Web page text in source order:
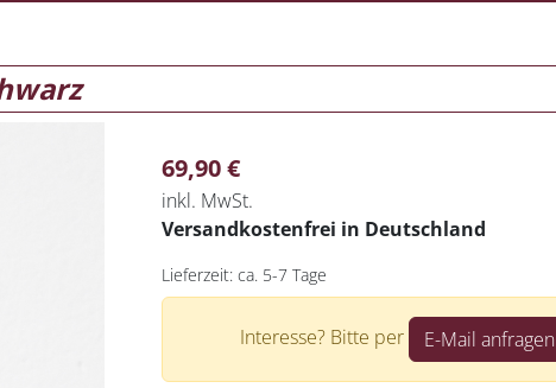
69,90€
inkl. MwSt.
Versandkostenfrei in Deutschland
Lieferzeit: ca. 5-7 Tage
Interesse? Bitte per E-Mail anfragen